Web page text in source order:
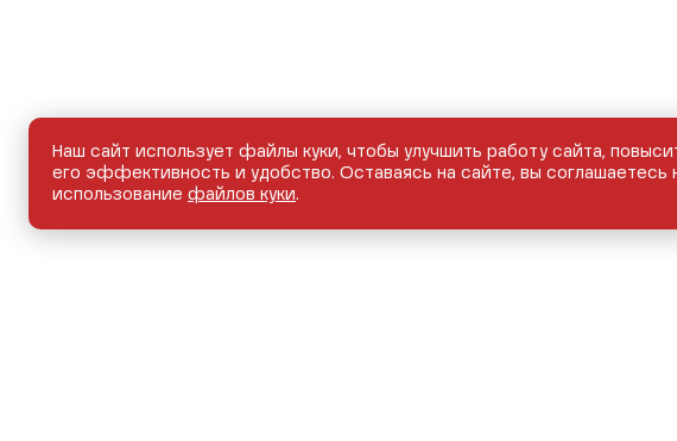
Наш сайт использует файлы куки, чтобы улучшить работу сайта,
его эффективность и удобство. Оставаясь на сайте, вы соглашаетесь
использование файлов куки.